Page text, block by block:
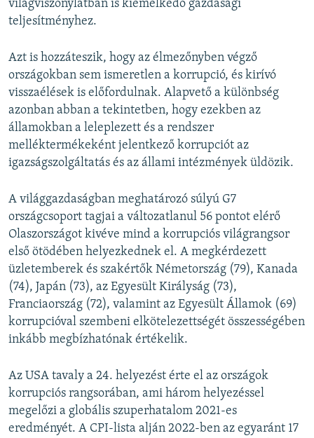
világviszonylatban is kiemelkedő gazdasági
teljesítményhez.
Azt is hozzáteszik, hogy az élmezőnyben végző
országokban sem ismeretlen a korrupció, és kirívó
visszaélések is előfordulnak. Alapvető a különbség
azonban abban a tekintetben, hogy ezekben az
államokban a leleplezett és a rendszer
melléktermékeként jelentkező korrupciót az
igazságszolgáltatás és az állami intézmények üldözik.
A világgazdaságban meghatározó súlyú G7
országcsoport tagjai a változatlanul 56 pontot elérő
Olaszországot kivéve mind a korrupciós világrangsor
első ötödében helyezkednek el. A megkérdezett
üzletemberek és szakértők Németország (79), Kanada
(74), Japán (73), az Egyesült Királyság (73),
Franciaország (72), valamint az Egyesült Államok (69)
korrupcióval szembeni elkötelezettségét összességében
inkább megbízhatónak értékelik.
Az USA tavaly a 24. helyezést érte el az országok
korrupciós rangsorában, ami három helyezéssel
megelőzi a globális szuperhatalom 2021-es
eredményét. A CPI-lista alján 2022-ben az egyaránt 17